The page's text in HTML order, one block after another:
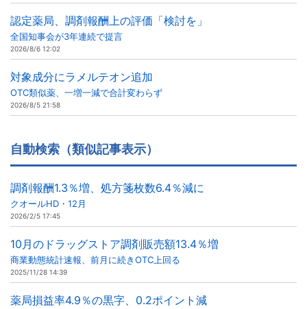
認定薬局、調剤報酬上の評価「検討を」
全国知事会が3年連続で提言
2026/8/6 12:02
対象成分にラメルテオン追加
OTC類似薬、一増一減で合計変わらず
2026/8/5 21:58
自動検索（類似記事表示）
調剤報酬1.3％増、処方箋枚数6.4％減に
クオールHD・12月
2026/2/5 17:45
10月のドラッグストア調剤販売額13.4％増
商業動態統計速報、前月に続きOTC上回る
2025/11/28 14:39
薬局損益率4.9％の黒字、0.2ポイント減